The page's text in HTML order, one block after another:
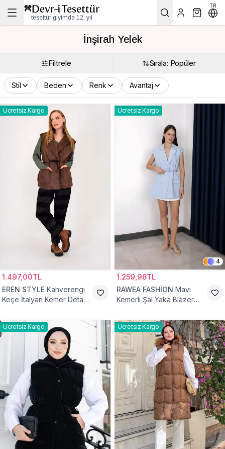
tesettür giyimde 12. yıl
TR
İnşirah Yelek
Filtrele Sırala: Popüler
Stil Beden Renk Avantaj
Ücretsiz Kargo
1.497,00TL
EREN STYLE Kahverengi
Keçe İtalyan Kemer Detaylı
Ücretsiz Kargo
4
1.259,98TL
RAWEA FASHİON Mavi
Kemerli Şal Yaka Blazer
Ücretsiz Kargo Ücretsiz Kargo